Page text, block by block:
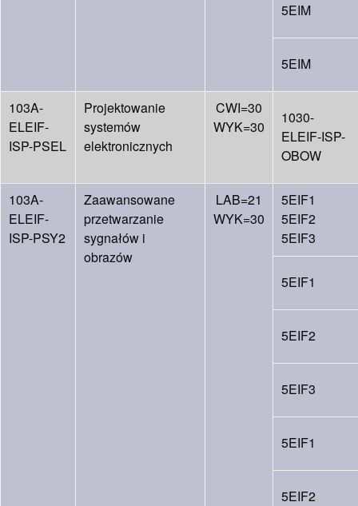
5EIM
5EIM
103A-
ELEIF-
ISP-PSEL
Projektowanie
systemów
elektronicznych
CWI=30
WYK=30
1030-
ELEIF-ISP-
OBOW
103A-
ELEIF-
ISP-PSY2
Zaawansowane
przetwarzanie
sygnałów i
obrazów
LAB=21
WYK=30
5EIF1
5EIF2
5EIF3
5EIF1
5EIF2
5EIF3
5EIF1
5EIF2